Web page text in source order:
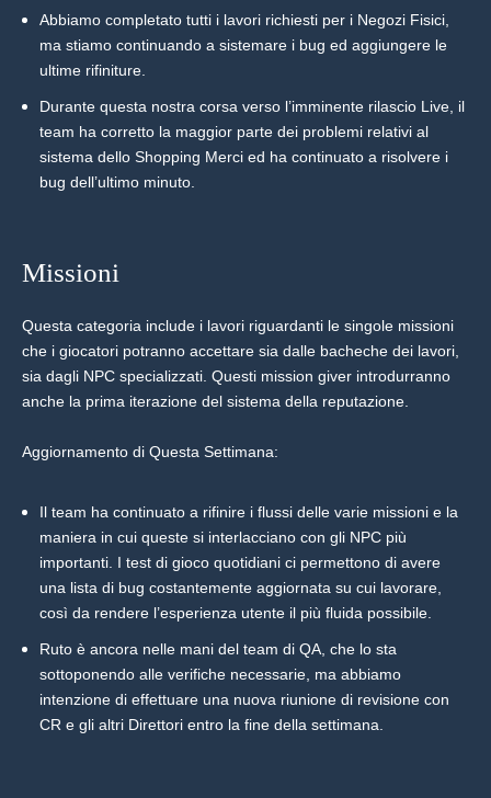
Abbiamo completato tutti i lavori richiesti per i Negozi Fisici,
ma stiamo continuando a sistemare i bug ed aggiungere le
ultime rifiniture.
Durante questa nostra corsa verso l’imminente rilascio Live, il
team ha corretto la maggior parte dei problemi relativi al
sistema dello Shopping Merci ed ha continuato a risolvere i
bug dell’ultimo minuto.
Missioni
Questa categoria include i lavori riguardanti le singole missioni
che i giocatori potranno accettare sia dalle bacheche dei lavori,
sia dagli NPC specializzati. Questi mission giver introdurranno
anche la prima iterazione del sistema della reputazione.
Aggiornamento di Questa Settimana:
Il team ha continuato a rifinire i flussi delle varie missioni e la
maniera in cui queste si interlacciano con gli NPC più
importanti. I test di gioco quotidiani ci permettono di avere
una lista di bug costantemente aggiornata su cui lavorare,
così da rendere l’esperienza utente il più fluida possibile.
Ruto è ancora nelle mani del team di QA, che lo sta
sottoponendo alle verifiche necessarie, ma abbiamo
intenzione di effettuare una nuova riunione di revisione con
CR e gli altri Direttori entro la fine della settimana.